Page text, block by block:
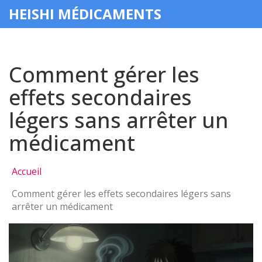
HEISHI MÉDICAMENTS
Comment gérer les
effets secondaires
légers sans arrêter un
médicament
Accueil
Comment gérer les effets secondaires légers sans
arrêter un médicament